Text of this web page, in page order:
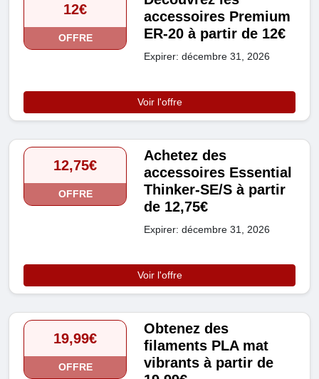
12€
OFFRE
accessoires Premium
ER-20 à partir de 12€
Expirer: décembre 31, 2026
Voir l'offre
12,75€
OFFRE
Achetez des
accessoires Essential
Thinker-SE/S à partir
de 12,75€
Expirer: décembre 31, 2026
Voir l'offre
19,99€
OFFRE
Obtenez des
filaments PLA mat
vibrants à partir de